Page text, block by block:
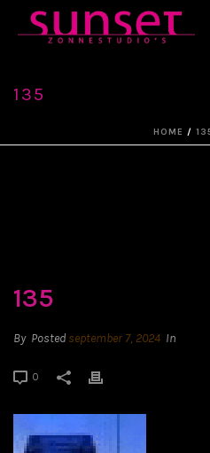
135
HOME /
135
By Posted september 7, 2024 In
0